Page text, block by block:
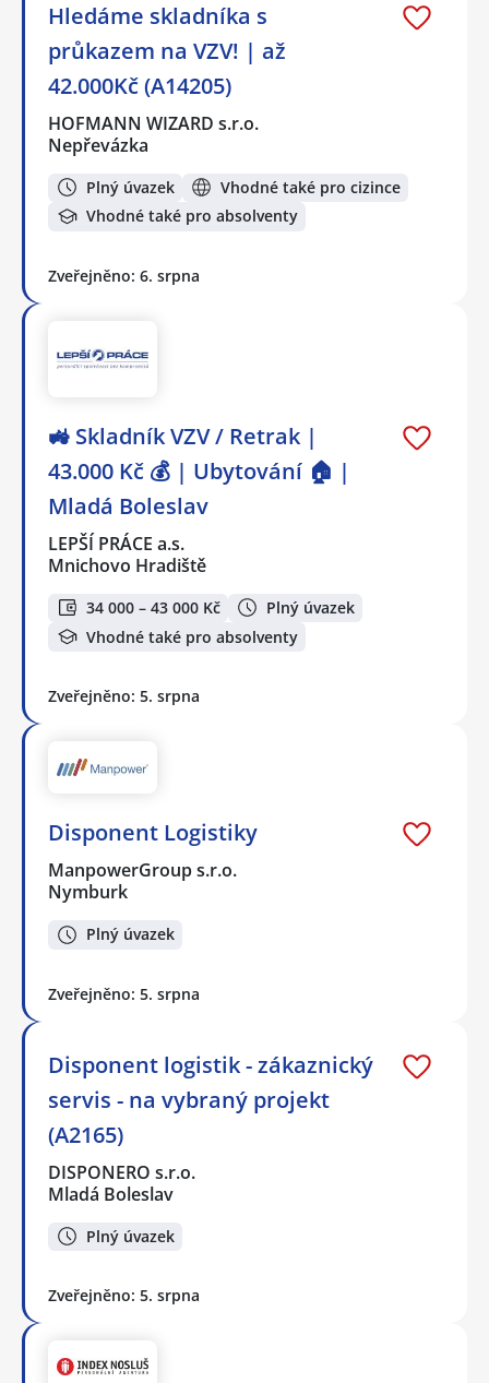
Hledáme skladníka s
průkazem na VZV! | až
42.000Kč (A14205)
HOFMANN WIZARD s.r.o.
Nepřevázka
Plný úvazek
Vhodné také pro cizince
Vhodné také pro absolventy
Zveřejněno: 6. srpna
🚜 Skladník VZV / Retrak |
43.000 Kč 💰 | Ubytování 🏠 |
Mladá Boleslav
LEPŠÍ PRÁCE a.s.
Mnichovo Hradiště
34 000 – 43 000 Kč
Plný úvazek
Vhodné také pro absolventy
Zveřejněno: 5. srpna
Disponent Logistiky
ManpowerGroup s.r.o.
Nymburk
Plný úvazek
Zveřejněno: 5. srpna
Disponent logistik - zákaznický
servis - na vybraný projekt
(A2165)
DISPONERO s.r.o.
Mladá Boleslav
Plný úvazek
Zveřejněno: 5. srpna